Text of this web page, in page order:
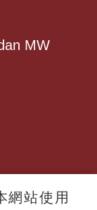
MW
網站使用